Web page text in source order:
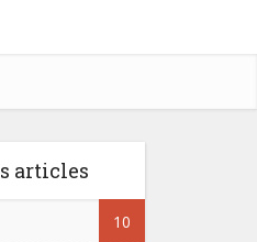
articles
10